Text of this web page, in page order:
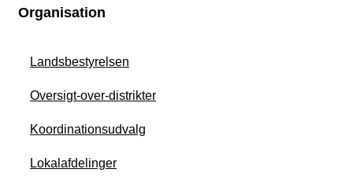
Organisation
Landsbestyrelsen
Oversigt-over-distrikter
Koordinationsudvalg
Lokalafdelinger